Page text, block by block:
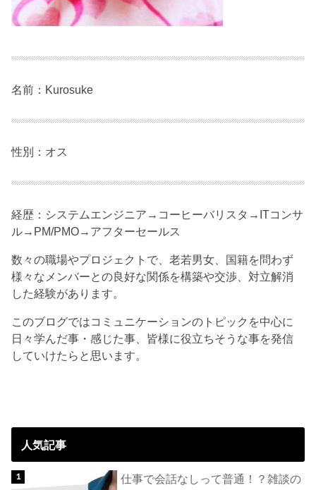
名前：Kurosuke
性別：オス
経歴：システムエンジニア→コーヒーバリスタ→ITコンサ
ル→PM/PMO→アフターセールス
数々の職場やプロジェクトで、老若男女、国籍を問わず
様々なメンバーとの良好な関係を構築や交渉、対立解消
した経験があります。
このブログではコミュニケーションのトピックを中心に
日々学んだ事・感じた事、皆様に役立ちそうな事を発信
していけたらと思います。
人気記事
仕事で会話なしって普通！？雑談の